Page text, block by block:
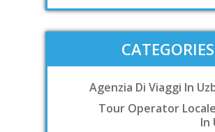
CATEGORIES
Agenzia Di Viaggi In
Tour Operator
In